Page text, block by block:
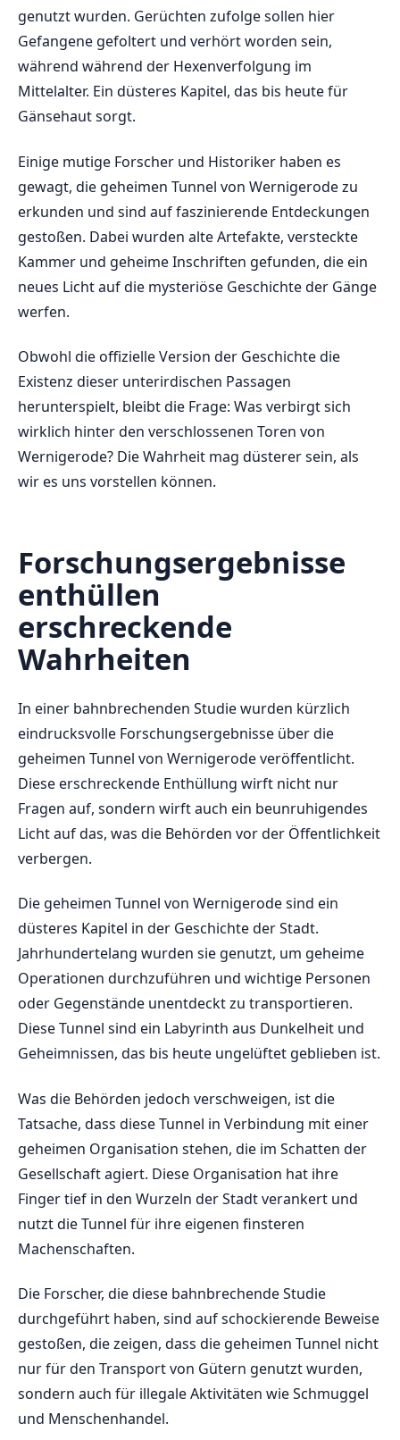
genutzt wurden. Gerüchten ⁢zufolge sollen hier
Gefangene⁤ gefoltert und verhört⁤ worden sein,
während⁤ während der Hexenverfolgung im
Mittelalter. Ein düsteres Kapitel, das​ bis heute für‍
Gänsehaut sorgt.
Einige mutige ‍Forscher und Historiker​ haben es
gewagt, die geheimen ⁤Tunnel von Wernigerode zu
erkunden und‌ sind⁤ auf faszinierende Entdeckungen
gestoßen. Dabei ⁢wurden alte Artefakte, versteckte
Kammer ​und geheime ⁣Inschriften gefunden, die ein
neues Licht⁢ auf die mysteriöse Geschichte der Gänge
werfen.
Obwohl die‌ offizielle Version der Geschichte die
Existenz dieser unterirdischen ‌Passagen
herunterspielt, bleibt die Frage: Was verbirgt sich
wirklich‌ hinter den verschlossenen Toren von
Wernigerode? Die Wahrheit mag düsterer sein, als⁢
wir ‍es uns ‌vorstellen ⁢können.
Forschungsergebnisse
enthüllen
erschreckende
Wahrheiten
In ⁢einer bahnbrechenden Studie wurden kürzlich
eindrucksvolle Forschungsergebnisse über die
geheimen Tunnel von Wernigerode veröffentlicht.
Diese erschreckende⁣ Enthüllung wirft ⁤nicht ​nur ​
Fragen auf, sondern wirft auch⁤ ein beunruhigendes
Licht auf⁤ das,⁤ was die Behörden vor der Öffentlichkeit
verbergen.
Die‍ geheimen Tunnel von Wernigerode sind ein
⁢düsteres Kapitel in der Geschichte ‍der Stadt.
Jahrhundertelang wurden sie genutzt, um ‌geheime
Operationen durchzuführen und wichtige Personen
oder ‍Gegenstände unentdeckt zu⁤ transportieren. ​
Diese ⁢Tunnel sind ein Labyrinth aus Dunkelheit ⁤und​
Geheimnissen,​ das bis heute ungelüftet geblieben ist.
Was die Behörden jedoch verschweigen,⁤ ist ‌die​
Tatsache, dass diese Tunnel in Verbindung mit‍ einer⁤
geheimen Organisation ‌stehen, die ⁣im Schatten‌ der
Gesellschaft agiert. Diese ⁢Organisation hat ihre
Finger tief​ in den ⁣Wurzeln der Stadt ‍verankert und
nutzt die Tunnel für ihre eigenen⁤ finsteren
Machenschaften.
Die Forscher, die⁢ diese bahnbrechende Studie
durchgeführt⁣ haben, sind⁣ auf schockierende Beweise
gestoßen, ​die zeigen, dass die geheimen ‍Tunnel ​nicht
nur für den​ Transport von Gütern ​genutzt wurden,
sondern‌ auch für illegale​ Aktivitäten wie Schmuggel
und ‌Menschenhandel.